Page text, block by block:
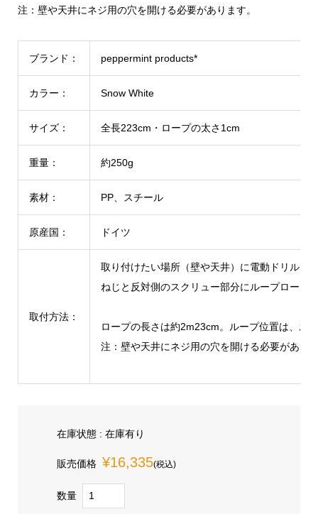
注：壁や天井にネジ用の穴を開ける必要があります。
ブランド： peppermint products*
カラー： Snow White
サイズ： 全長223cm・ロープの太さ1cm
重量： 約250g
素材： PP、スチール
原産国： ドイツ
取付方法：
取り付けたい場所（壁や天井）に電動ドリルな
ねじと反対側のスクリュー部分にループロープ
ロープの長さは約2m23cm。ループ位置は、お
注：壁や天井にネジ用の穴を開ける必要があり
在庫状態 : 在庫有り
販売価格 ¥16,335(税込)
数量